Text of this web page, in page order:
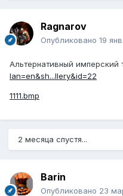
Ragnarov
Опубликовано 19
Альтернативный имперский
lan=en&sh...llery&id=22
1111.bmp
2 месяца спустя...
Barin
Опубликовано 23